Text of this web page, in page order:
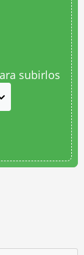
subirlos